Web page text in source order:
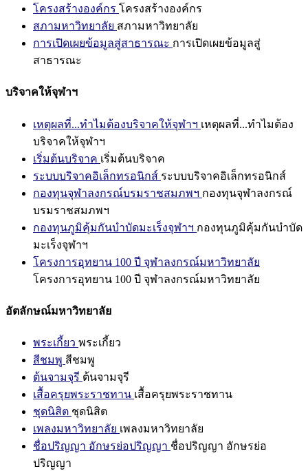
โครงสร้างองค์กร โครงสร้างองค์กร
สภามหาวิทยาลัย สภามหาวิทยาลัย
การเปิดเผยข้อมูลสู่สาธารณะ การเปิดเผยข้อมูลสู่
สาธารณะ
บริจาคให้จุฬาฯ
เหตุผลที่...ทำไมต้องบริจาคให้จุฬาฯ เหตุผลที่...ทำไมต้อง
บริจาคให้จุฬาฯ
เริ่มต้นบริจาค เริ่มต้นบริจาค
ระบบบริจาคอิเล็กทรอนิกส์ ระบบบริจาคอิเล็กทรอนิกส์
กองทุนจุฬาลงกรณ์บรมราชสมภพฯ กองทุนจุฬาลงกรณ์
บรมราชสมภพฯ
กองทุนภูมิคุ้มกันบำบัดมะเร็งจุฬาฯ กองทุนภูมิคุ้มกันบำบัด
มะเร็งจุฬาฯ
โครงการอุทยาน 100 ปี จุฬาลงกรณ์มหาวิทยาลัย
โครงการอุทยาน 100 ปี จุฬาลงกรณ์มหาวิทยาลัย
อัตลักษณ์มหาวิทยาลัย
พระเกี้ยว พระเกี้ยว
สีชมพู สีชมพู
ต้นจามจุรี ต้นจามจุรี
เสื้อครุยพระราชทาน เสื้อครุยพระราชทาน
ชุดนิสิต ชุดนิสิต
เพลงมหาวิทยาลัย เพลงมหาวิทยาลัย
ชื่อปริญญา อักษรย่อปริญญา ชื่อปริญญา อักษรย่อ
ปริญญา